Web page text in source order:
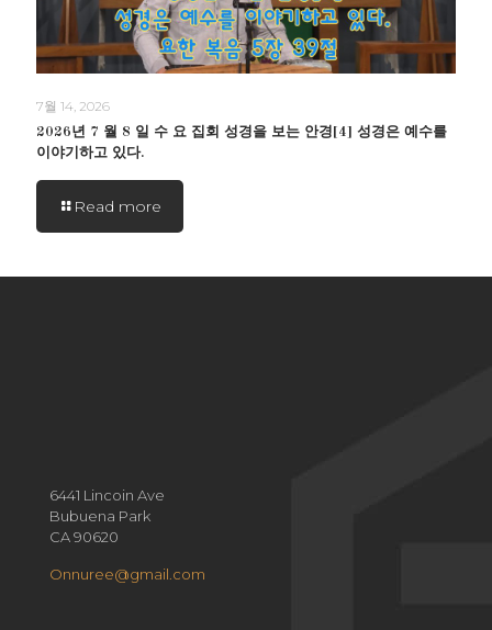
7월 14, 2026
2026년 7 월 8 일 수 요 집회 성경을 보는 안경[4] 성경은 예수를
이야기하고 있다.
Read more
6441 Lincoin Ave
Bubuena Park
CA 90620
Onnuree@gmail.com